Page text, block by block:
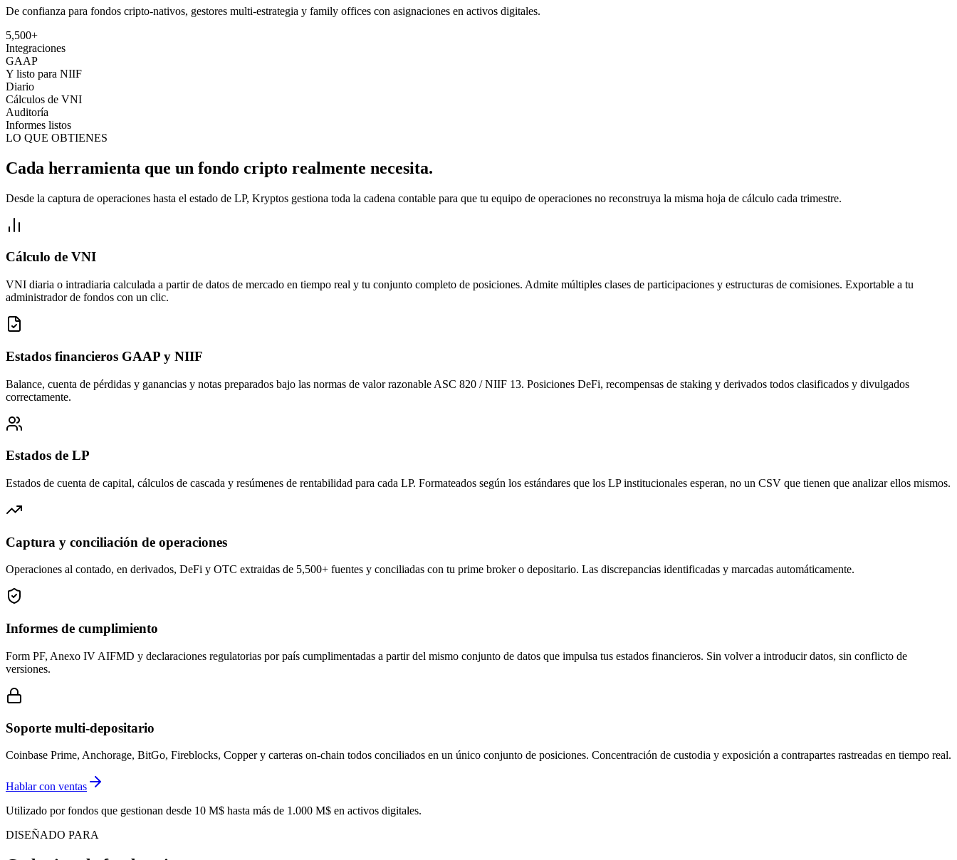
De confianza para fondos cripto-nativos, gestores multi-estrategia y family offices con asignaciones en activos digitales.
5,500+
Integraciones
GAAP
Y listo para NIIF
Diario
Cálculos de VNI
Auditoría
Informes listos
LO QUE OBTIENES
Cada herramienta que un fondo cripto realmente necesita.
Desde la captura de operaciones hasta el estado de LP, Kryptos gestiona toda la cadena contable para que tu equipo de operaciones no reconstruya la misma hoja de cálculo cada trimestre.
Cálculo de VNI
VNI diaria o intradiaria calculada a partir de datos de mercado en tiempo real y tu conjunto completo de posiciones. Admite múltiples clases de participaciones y estructuras de comisiones. Exportable a tu
administrador de fondos con un clic.
Estados financieros GAAP y NIIF
Balance, cuenta de pérdidas y ganancias y notas preparados bajo las normas de valor razonable ASC 820 / NIIF 13. Posiciones DeFi, recompensas de staking y derivados todos clasificados y divulgados
correctamente.
Estados de LP
Estados de cuenta de capital, cálculos de cascada y resúmenes de rentabilidad para cada LP. Formateados según los estándares que los LP institucionales esperan, no un CSV que tienen que analizar ellos mismos.
Captura y conciliación de operaciones
Operaciones al contado, en derivados, DeFi y OTC extraidas de 5,500+ fuentes y conciliadas con tu prime broker o depositario. Las discrepancias identificadas y marcadas automáticamente.
Informes de cumplimiento
Form PF, Anexo IV AIFMD y declaraciones regulatorias por país cumplimentadas a partir del mismo conjunto de datos que impulsa tus estados financieros. Sin volver a introducir datos, sin conflicto de
versiones.
Soporte multi-depositario
Coinbase Prime, Anchorage, BitGo, Fireblocks, Copper y carteras on-chain todos conciliados en un único conjunto de posiciones. Concentración de custodia y exposición a contrapartes rastreadas en tiempo real.
Hablar con ventas
Utilizado por fondos que gestionan desde 10 M$ hasta más de 1.000 M$ en activos digitales.
DISEÑADO PARA